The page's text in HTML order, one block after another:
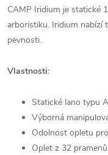
CAMP Iridium je statické
arboristiku. Iridium nabízí
pevnosti.
Vlastnosti:
Statické lano typu A
Výborná
Odolnost opletu
Oplet z 32